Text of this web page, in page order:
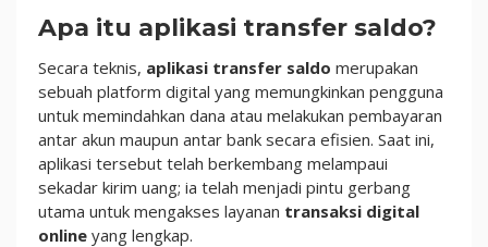
Apa itu aplikasi transfer saldo?
Secara teknis, aplikasi transfer saldo merupakan
sebuah platform digital yang memungkinkan pengguna
untuk memindahkan dana atau melakukan pembayaran
antar akun maupun antar bank secara efisien. Saat ini,
aplikasi tersebut telah berkembang melampaui
sekadar kirim uang; ia telah menjadi pintu gerbang
utama untuk mengakses layanan transaksi digital
online yang lengkap.